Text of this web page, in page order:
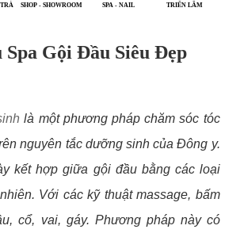
SPA - NAIL TRIỂN LÃM VĂN PHÒNG
Spa Gội Đầu Siêu Đẹp
là một phương pháp chăm sóc tóc
nguyên tắc dưỡng sinh của Đông y.
kết hợp giữa gội đầu bằng các loại
Với các kỹ thuật massage, bấm
cổ, vai, gáy. Phương pháp này có